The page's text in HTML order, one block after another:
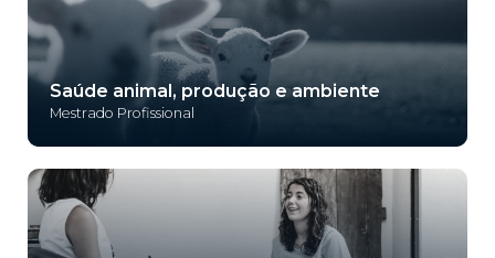
Saúde animal, produção e ambiente
Mestrado Profissional